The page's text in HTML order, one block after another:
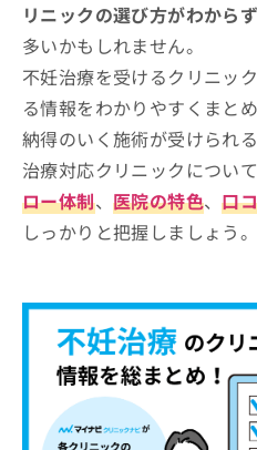
リニックの選び方がわから
多いかもしれません。
不妊治療を受けるクリニッ
る情報をわかりやすくまと
納得のいく施術が受けられ
治療対応クリニックについ
ロー体制、 医院の特色、口
しっかりと把握しましょう。